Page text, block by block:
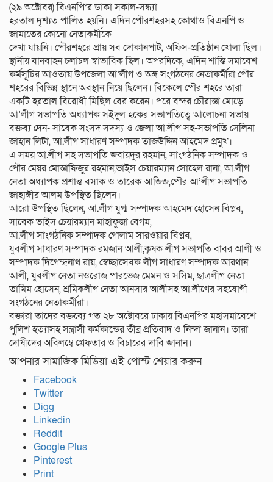
(২৯ অক্টোবর) বিএনপি’র ডাকা সকাল-সন্ধ্যা
হরতাল দৃশ্যত পালিত হয়নি। এদিন পৌরশহরসহ কোথাও বিএনপি ও
জামাতের কোনো নেতাকর্মীকে
দেখা যায়নি। পৌরশহরে প্রায় সব দোকানপাট, অফিস-প্রতিষ্ঠান খোলা ছিল।
স্থানীয় যানবাহন চলাচল স্বাভাবিক ছিল। অপরদিকে, এদিন শান্তি সমাবেশ
কর্মসূচির আওতায় উপজেলা আ’লীগ ও অঙ্গ সংগঠনের নেতাকর্মীরা পৌর
শহরের বিভিন্ন স্থানে অবস্থান নিয়ে ছিলেন। বিকেলে পৌর শহরে তারা
একটি হরতাল বিরোধী মিছিল বের করেন। পরে বন্দর চৌরাস্তা মোড়ে
আ’লীগ সভাপতি অধ্যাপক সইদুল হকের সভাপতিত্বে আলোচনা সভায়
বক্তব্য দেন- সাবেক সংসদ সদস্য ও জেলা আ.লীগ সহ-সভাপতি সেলিনা
জাহান লিটা, আ.লীগ সাধারণ সম্পাদক তাজউদ্দিন আহমেদ প্রমুখ।
এ সময় আ.লীগ সহ সভাপতি জবায়দুর রহমান, সাংগঠনিক সম্পাদক ও
পৌর মেয়র মোস্তাফিজুর রহমান,ভাইস চেয়ারম্যান সোহেল রানা, আ.লীগ
নেতা অধ্যাপক প্রশান্ত বসাক ও তারেক আজিজ,পৌর আ’লীগ সভাপতি
জাহাঙ্গীর আলম উপস্থিত ছিলেন।
আরো উপস্থিত ছিলেন, আ.লীগ যুগ্ম সম্পাদক আহমেদ হোসেন বিপ্লব,
সাবেক ভাইস চেয়ারম্যান মাহাফুজা বেগম,
আ.লীগ সাংগঠনিক সম্পাদক গোলাম সারওয়ার বিপ্লব,
যুবলীগ সাধারণ সম্পাদক রমজান আলী,কৃষক লীগ সভাপতি বাবর আলী ও
সম্পাদক দিগেন্দ্রনাথ রায়, স্বেচ্ছাসেবক লীগ সাধারণ সম্পাদক আরথান
আলী, যুবলীগ নেতা নওরোজ পারভেজ মেমন ও সসিম, ছাত্রলীগ নেতা
তামিম হোসেন, শ্রমিকলীগ নেতা আনসার আলীসহ আ.লীগের সহযোগী
সংগঠনের নেতাকর্মীরা।
বক্তারা তাদের বক্তব্যে গত ২৮ অক্টোবরে ঢাকায় বিএনপির মহাসমাবেশে
পুলিশ হত্যাসহ সন্ত্রাসী কর্মকান্ডের তীব্র প্রতিবাদ ও নিন্দা জানান। তারা
দোষীদের অবিলম্বে গ্রেফতার ও বিচারের দাবি জানান।
আপনার সামাজিক মিডিয়া এই পোস্ট শেয়ার করুন
Facebook
Twitter
Digg
Linkedin
Reddit
Google Plus
Pinterest
Print